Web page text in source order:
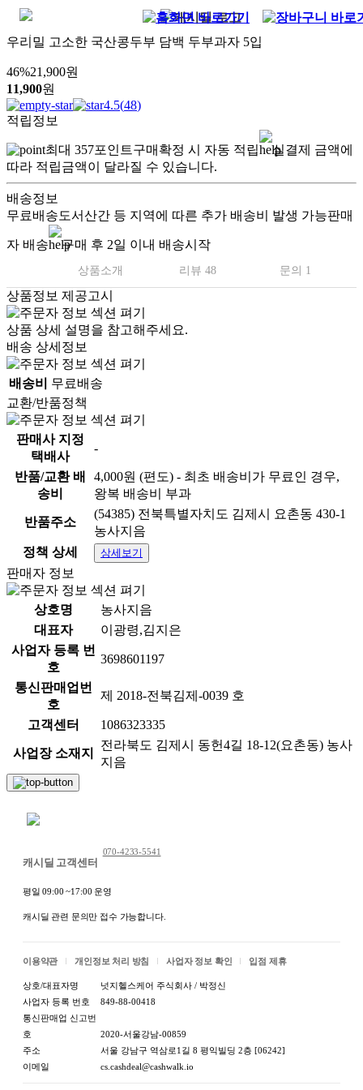
우리밀 고소한 국산콩두부 담백 두부과자 5입
46%21,900원
11,900원
4.5(48)
적립정보
최대 357포인트구매확정 시 자동 적립
실결제 금액에
따라 적립금액이 달라질 수 있습니다.
배송정보
무료배송도서산간 등 지역에 따른 추가 배송비 발생 가능판매
자 배송 구매 후 2일 이내 배송시작
상품소개 리뷰 48 문의 1
.
상품정보 제공고시
상품 상세 설명을 참고해주세요.
배송 상세정보
배송비
무료배송
교환/반품정책
판매사 지정
택배사
-
반품/교환 배
송비
4,000원 (편도) - 최초 배송비가 무료인 경우,
왕복 배송비 부과
반품주소
(54385) 전북특별자치도 김제시 요촌동 430-1
농사지음
정책 상세
상세보기
판매자 정보
상호명
농사지음
대표자
이광령,김지은
사업자 등록 번
호
3698601197
통신판매업번
호
제 2018-전북김제-0039 호
고객센터 1086323335
사업장 소재지
전라북도 김제시 동헌4길 18-12(요촌동) 농사
지음
캐시딜 고객센터
070-4233-5541
평일 09:00 ~17:00 운영
캐시딜 관련 문의만 접수 가능합니다.
이용약관 개인정보 처리 방침 사업자 정보 확인 입점 제휴
상호/대표자명
넛지헬스케어 주식회사 / 박정신
사업자 등록 번호
849-88-00418
통신판매업 신고번
호
2020-서울강남-00859
주소
서울 강남구 역삼로1길 8 평익빌딩 2층 [06242]
이메일
cs.cashdeal@cashwalk.io